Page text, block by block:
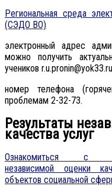
Региональная среда
(СЭДО ВО)
электронный адрес
можно получить
учеников r.u.pronin@yok33.ru
номер телефона
проблемам 2-32-73.
Результаты
качества услуг
Ознакомиться с
независимой оценки
объектов социальной